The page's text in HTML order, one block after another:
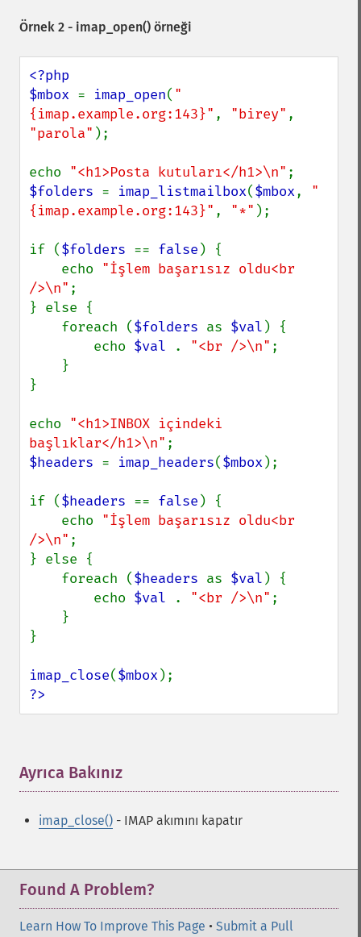
Örnek 2 - imap_open() örneği
<?php
$mbox = imap_open( "
{imap.example.org:143}" , "birey"
"parola" );
echo "<h1>Posta kutuları</h1>\n"
$folders = imap_listmailbox($mbox, "
{imap.example.org:143}" , "*" );
if ($folders == false ) {
    echo
"İşlem başarısız oldu<br
/>\n" ;
} else {
    foreach (
$folders as $val ) {
        echo
$val . "<br />\n" ;
}
echo "<h1>INBOX içindeki
başlıklar</h1>\n"
$headers = imap_headers($mbox );
if ($headers == false ) {
    echo
"İşlem başarısız oldu<br
/>\n" ;
} else {
    foreach (
$headers as $val ) {
        echo
$val . "<br />\n" ;
}
imap_close($mbox
?>
Ayrıca Bakınız
imap_close() - IMAP akımını kapatır
Found A Problem?
Learn How To Improve This Page • Submit a Pull